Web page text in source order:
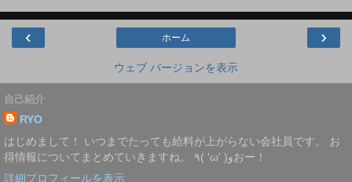
‹ ›
ホーム
ウェブ バージョンを表示
自己紹介
RYO
はじめまして！ いつまでたっても給料が上がらない会社員です。 お
得情報についてまとめていきますね。 ٩( 'ω' )وおー！
詳細プロフィールを表示